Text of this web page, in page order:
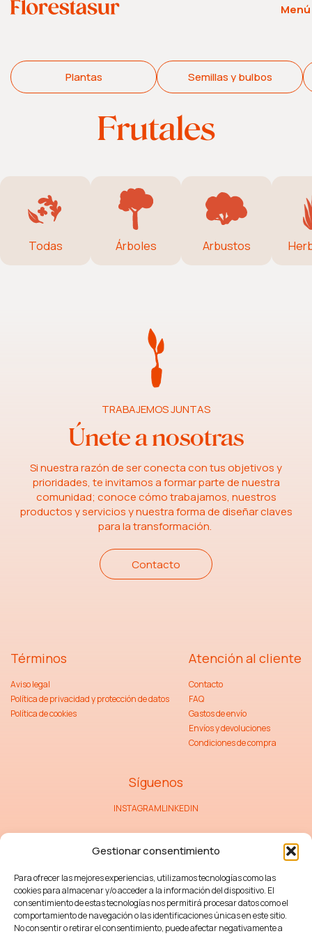
Gestionar consentimiento
Para ofrecer las mejores experiencias, utilizamos tecnologías como las
cookies para almacenar y/o acceder a la información del dispositivo. El
consentimiento de estas tecnologías nos permitirá procesar datos como el
comportamiento de navegación o las identificaciones únicas en este sitio.
No consentir o retirar el consentimiento, puede afectar negativamente a
Menú
Plantas Semillas y bulbos
Frutales
Todas Árboles Arbustos
TRABAJEMOS JUNTAS
Únete a nosotras
Si nuestra razón de ser conecta con tus objetivos y
prioridades, te invitamos a formar parte de nuestra
comunidad; conoce cómo trabajamos, nuestros
productos y servicios y nuestra forma de diseñar claves
para la transformación.
Contacto
Términos
Aviso legal
Política de privacidad y protección de datos
Política de cookies
Atención al cliente
Contacto
FAQ
Gastos de envío
Envíos y devoluciones
Condiciones de compra
Síguenos
INSTAGRAMLINKEDIN
CONSENTIMIENTO
He leido y acepto laPolítica de Privacidad.